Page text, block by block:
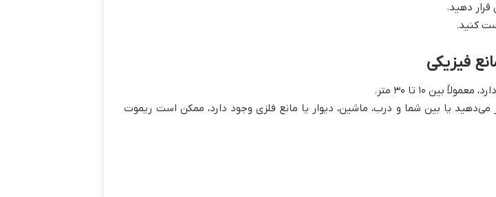
فیزیکی
بین ۱۰ تا ۳۰ متر.
می‌دهید یا بین شما و درب، ماشین، دیوار یا مانع فلزی وجود دارد، ممکن است ریموت